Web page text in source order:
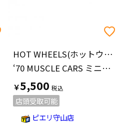
HOT WHEELS(ホットウィール)
‘70 MUSCLE CARS ミニカー
￥5,500
店頭受取可能
ピエリ守山店